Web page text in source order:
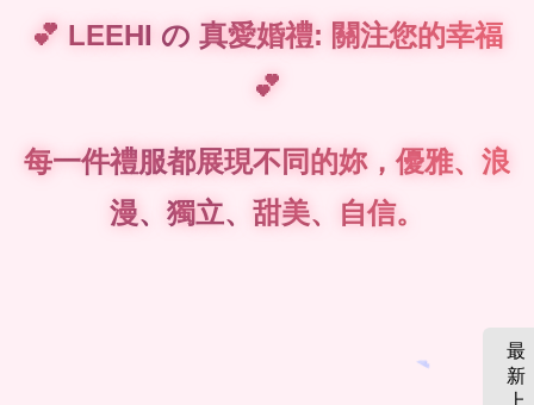
💕 LEEHI の 真愛婚禮: 關注您的幸福
💕
每一件禮服都展現不同的妳，優雅、浪
漫、獨立、甜美、自信。
最
新